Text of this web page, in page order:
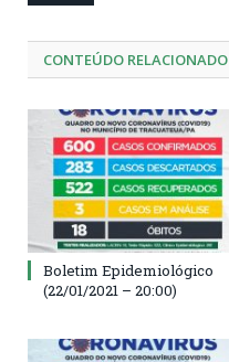
CONTEÚDO RELACIONADO
Boletim Epidemiológico
(22/01/2021 – 20:00)